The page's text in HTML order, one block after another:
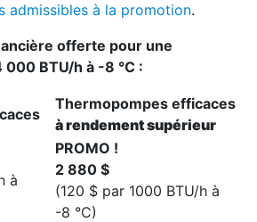
admissibles à la promotion.
offerte pour une
BTU/h à -8 °C :
Thermopompes efficaces
à rendement supérieur
à
PROMO !
2 880 $
(120 $ par 1000 BTU/h à
-8 °C)